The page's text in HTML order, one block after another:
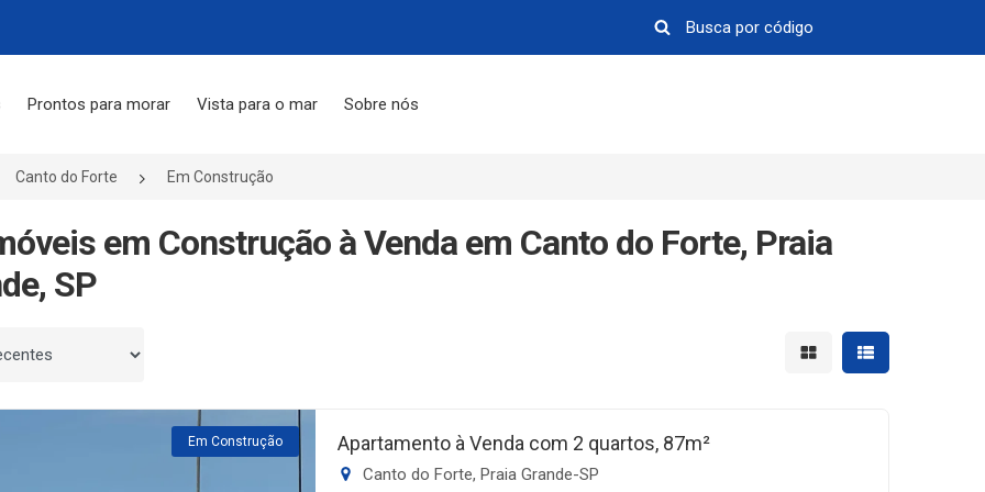
Prontos para morar Vista para o mar Sobre nós
Canto do Forte Em Construção
em Construção à Venda em Canto do Forte, Praia
SP
por Mostrar resultados em
Mostrar
Em Construção Apartamento à Venda com 2 quartos, 87m²
Canto do Forte, Praia Grande-SP